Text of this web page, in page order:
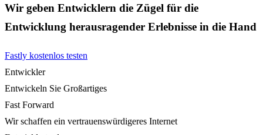
Wir geben Entwicklern die Zügel für die
Entwicklung herausragender Erlebnisse in die Hand
Fastly kostenlos testen
Entwickler
Entwickeln Sie Großartiges
Fast Forward
Wir schaffen ein vertrauenswürdigeres Internet